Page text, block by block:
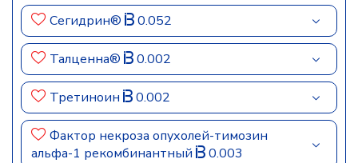
Сегидрин® 0.052
Талценна® 0.002
Третиноин 0.002
Фактор некроза опухолей-тимозин
альфа-1 рекомбинантный
0.003